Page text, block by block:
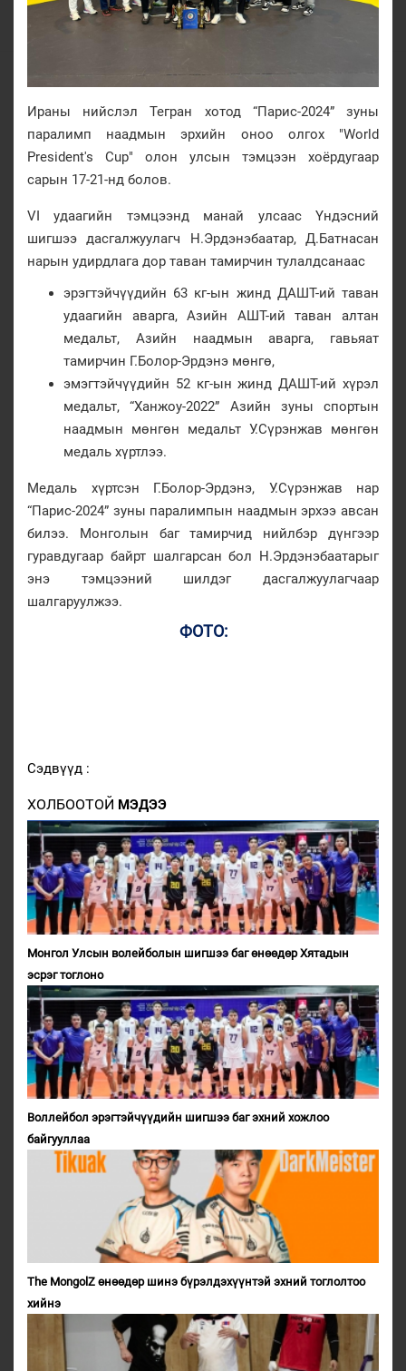
Ираны нийслэл Тегран хотод “Парис-2024” зуны
паралимп наадмын эрхийн оноо олгох "World
President's Cup" олон улсын тэмцээн хоёрдугаар
сарын 17-21-нд болов.
VI удаагийн тэмцээнд манай улсаас Үндэсний
шигшээ дасгалжуулагч Н.Эрдэнэбаатар, Д.Батнасан
нарын удирдлага дор таван тамирчин тулалдсанаас
эрэгтэйчүүдийн 63 кг-ын жинд ДАШТ-ий таван
удаагийн аварга, Азийн АШТ-ий таван алтан
медальт, Азийн наадмын аварга, гавьяат
тамирчин Г.Болор-Эрдэнэ мөнгө,
эмэгтэйчүүдийн 52 кг-ын жинд ДАШТ-ий хүрэл
медальт, “Ханжоу-2022” Азийн зуны спортын
наадмын мөнгөн медальт У.Сүрэнжав мөнгөн
медаль хүртлээ.
Медаль хүртсэн Г.Болор-Эрдэнэ, У.Сүрэнжав нар
“Парис-2024” зуны паралимпын наадмын эрхээ авсан
билээ. Монголын баг тамирчид нийлбэр дүнгээр
гуравдугаар байрт шалгарсан бол Н.Эрдэнэбаатарыг
энэ тэмцээний шилдэг дасгалжуулагчаар
шалгаруулжээ.
ФОТО:
Сэдвүүд :
ХОЛБООТОЙ МЭДЭЭ
Монгол Улсын волейболын шигшээ баг өнөөдөр Хятадын
эсрэг тоглоно
Воллейбол эрэгтэйчүүдийн шигшээ баг эхний хожлоо
байгууллаа
The MongolZ өнөөдөр шинэ бүрэлдэхүүнтэй эхний тоглолтоо
хийнэ